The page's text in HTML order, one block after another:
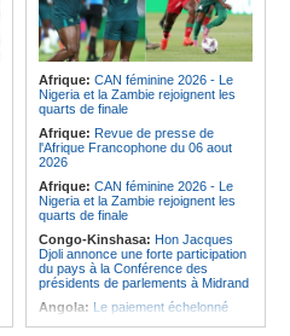
Afrique: CAN féminine 2026 - Le
Nigeria et la Zambie rejoignent les
quarts de finale
Afrique: Revue de presse de
l'Afrique Francophone du 06 aout
2026
Afrique: CAN féminine 2026 - Le
Nigeria et la Zambie rejoignent les
quarts de finale
Congo-Kinshasa: Hon Jacques
Djoli annonce une forte participation
du pays à la Conférence des
présidents de parlements à Midrand
Angola: Le paiement échelonné